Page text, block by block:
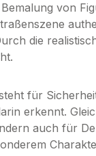
von
die
für
erkennt.
auch für